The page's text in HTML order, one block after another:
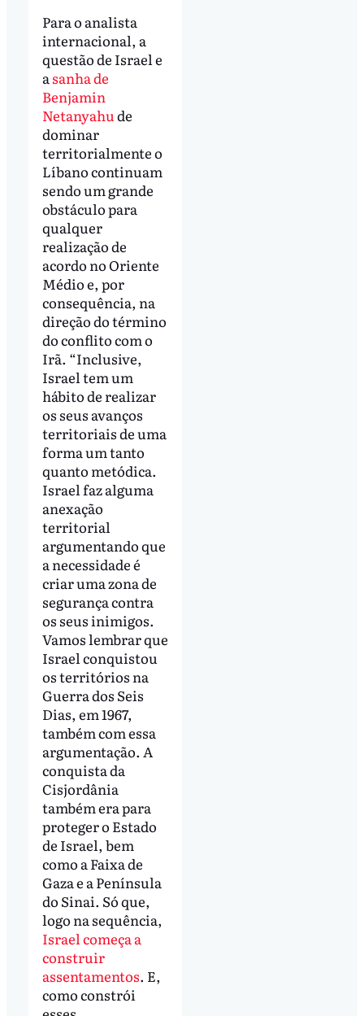
Para o analista
internacional, a
questão de Israel e
a sanha de
Benjamin
Netanyahu de
dominar
territorialmente o
Líbano continuam
sendo um grande
obstáculo para
qualquer
realização de
acordo no Oriente
Médio e, por
consequência, na
direção do término
do conflito com o
Irã. “Inclusive,
Israel tem um
hábito de realizar
os seus avanços
territoriais de uma
forma um tanto
quanto metódica.
Israel faz alguma
anexação
territorial
argumentando que
a necessidade é
criar uma zona de
segurança contra
os seus inimigos.
Vamos lembrar que
Israel conquistou
os territórios na
Guerra dos Seis
Dias, em 1967,
também com essa
argumentação. A
conquista da
Cisjordânia
também era para
proteger o Estado
de Israel, bem
como a Faixa de
Gaza e a Península
do Sinai. Só que,
logo na sequência,
Israel começa a
construir
assentamentos. E,
como constrói